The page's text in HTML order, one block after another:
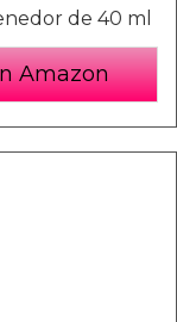
de 40 ml
Amazon